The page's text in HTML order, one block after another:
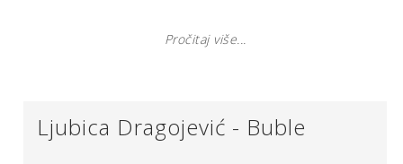
Pročitaj više...
Ljubica Dragojević - Buble